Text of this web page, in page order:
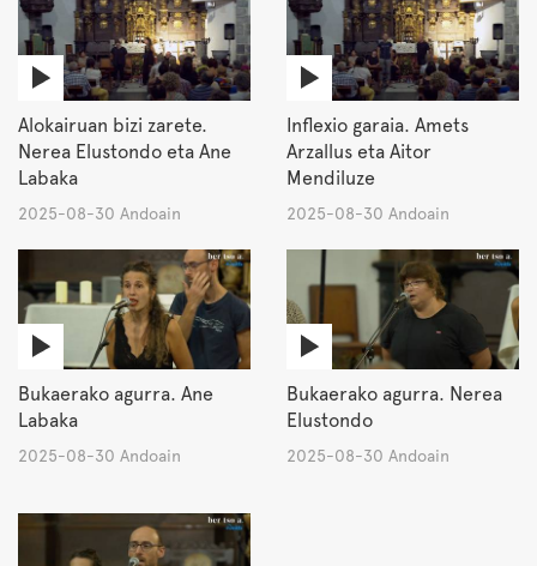
Alokairuan bizi zarete.
Nerea Elustondo eta Ane
Labaka
2025-08-30 Andoain
Inflexio garaia. Amets
Arzallus eta Aitor
Mendiluze
2025-08-30 Andoain
Bukaerako agurra. Ane
Labaka
2025-08-30 Andoain
Bukaerako agurra. Nerea
Elustondo
2025-08-30 Andoain